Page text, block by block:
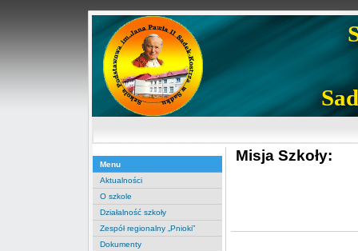
Menu
Aktualności
O szkole
Działalność szkoły
Zespół regionalny „Pnioki”
Dokumenty
Misja Szkoły: